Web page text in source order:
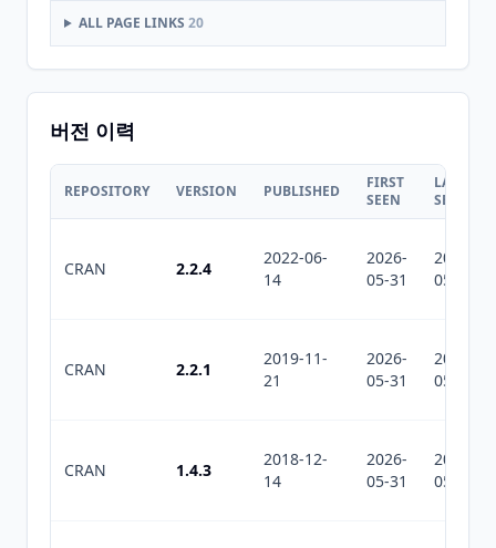
ALL PAGE LINKS 20
버전 이력
REPOSITORY VERSION PUBLISHED
FIRST
SEEN
LAST
SEEN
CRAN 2.2.4
2022-06-
14
2026-
05-31
2026-
05-31
CRAN 2.2.1
2019-11-
21
2026-
05-31
2026-
05-31
CRAN 1.4.3
2018-12-
14
2026-
05-31
2026-
05-31